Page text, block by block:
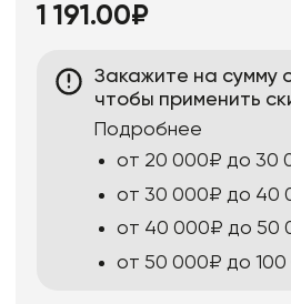
1 191.00₽
Закажите на сумму
чтобы применить
Подробнее
от 20 000₽ до 30
от 30 000₽ до 40
от 40 000₽ до 50
от 50 000₽ до 100